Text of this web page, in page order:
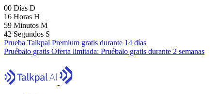
00 Días D
16 Horas H
59 Minutos M
41 Segundos S
Prueba Talkpal Premium gratis durante 14 días
Pruébalo gratis Oferta limitada: Pruébalo gratis durante 2 semanas